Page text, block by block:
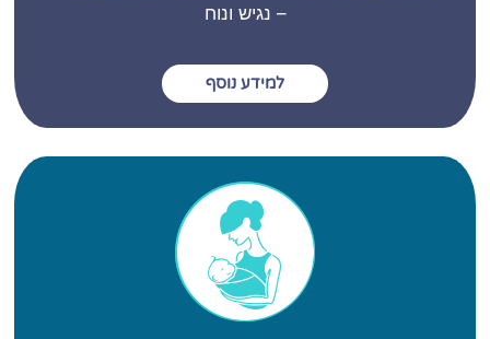
– נגיש ונוח
למידע נוסף